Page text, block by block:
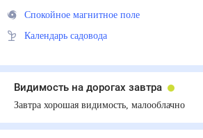
Спокойное магнитное поле
Календарь садовода
Видимость на дорогах завтра
Завтра хорошая видимость, малооблачно